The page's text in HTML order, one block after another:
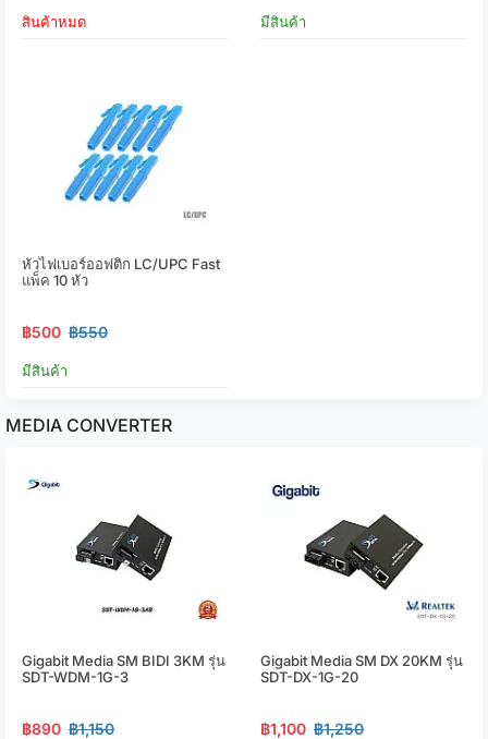
สินค้าหมด มีสินค้า
หัวไฟเบอร์ออฟติก LC/UPC Fast
แพ็ค 10 หัว
฿500 ฿550
มีสินค้า
MEDIA CONVERTER
Gigabit Media SM BIDI 3KM รุ่น
SDT-WDM-1G-3
฿890 ฿1,150
Gigabit Media SM DX 20KM รุ่น
SDT-DX-1G-20
฿1,100 ฿1,250